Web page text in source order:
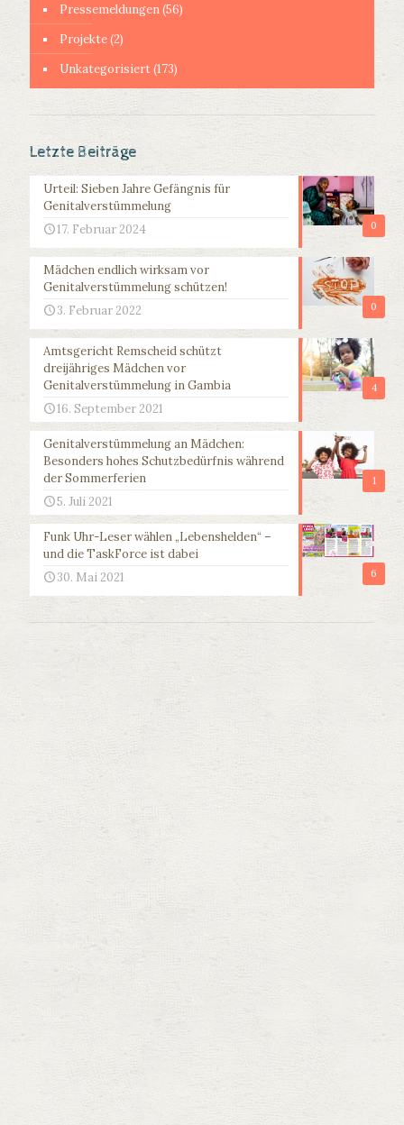
Pressemeldungen(56)
Projekte(2)
Unkategorisiert(173)
Letzte Beiträge
0
Urteil: Sieben Jahre Gefängnis für
Genitalverstümmelung
17. Februar 2024
0
Mädchen endlich wirksam vor
Genitalverstümmelung schützen!
3. Februar 2022
4
Amtsgericht Remscheid schützt
dreijähriges Mädchen vor
Genitalverstümmelung in Gambia
16. September 2021
1
Genitalverstümmelung an Mädchen:
Besonders hohes Schutzbedürfnis während
der Sommerferien
5. Juli 2021
6
Funk Uhr-Leser wählen „Lebenshelden“ –
und die TaskForce ist dabei
30. Mai 2021